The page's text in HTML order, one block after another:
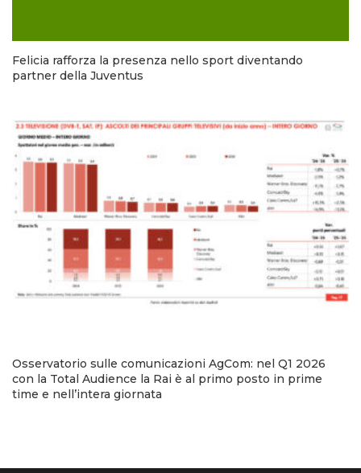
Felicia rafforza la presenza nello sport diventando
partner della Juventus
Osservatorio sulle comunicazioni AgCom: nel Q1 2026
con la Total Audience la Rai è al primo posto in prime
time e nell’intera giornata